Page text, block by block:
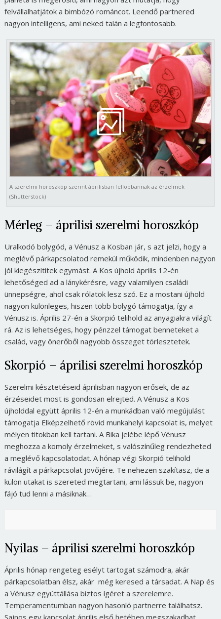
felvállalhatjátok a bimbózó románcot. Leendő partnered
nagyon intelligens, ami neked talán a legfontosabb.
A szerelmi horoszkóp szerint áprilisban fellobbannak az érzelmek
(Shutterstock)
Mérleg – áprilisi szerelmi horoszkóp
Uralkodó bolygód, a Vénusz a Kosban jár, s azt jelzi, hogy a
meglévő párkapcsolatod remekül működik, mindenben nagyon
jól kiegészítitek egymást. A Kos újhold április 12-én
lehetőséged ad a lánykérésre, vagy valamilyen családi
ünnepségre, ahol csak rólatok lesz szó. Ez a mostani újhold
nagyon különleges, hiszen több bolygó támogatja, így a
Vénusz is. Április 27-én a Skorpió telihold az anyagiakra világít
rá. Az is lehetséges, hogy pénzzel támogat benneteket a
család, vagy önerőből nagyobb összeget törlesztetek.
Skorpió – áprilisi szerelmi horoszkóp
Szerelmi késztetéseid áprilisban nagyon erősek, de az
érzéseidet most is gondosan elrejted. A Vénusz a Kos
újholddal együtt április 12-én a munkádban való megújulást
támogatja Elképzelhető rövid munkahelyi kapcsolat is, melyet
mélyen titokban kell tartani. A Bika jelébe lépő Vénusz
meghozza a komoly érzelmeket, s valószínűleg rendezheted
a meglévő kapcsolatodat. A hónap végi Skorpió telihold
rávilágít a párkapcsolat jövőjére. Te nehezen szakítasz, de a
külön utakat is szereted megtartani, ami lássuk be, nagyon
fájó tud lenni a másiknak…
Nyilas – áprilisi szerelmi horoszkóp
Április hónap rengeteg esélyt tartogat számodra, akár
párkapcsolatban élsz, akár még keresed a társadat. A Nap és
a Vénusz együttállása biztos ígéret a szerelemre.
Temperamentumban nagyon hasonló partnerre találhatsz.